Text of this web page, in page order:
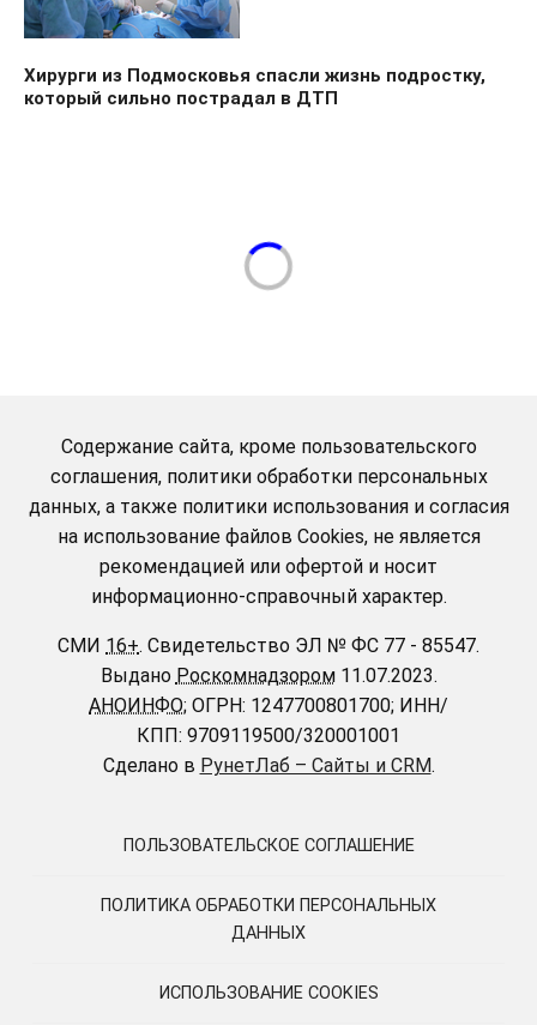
Хирурги из Подмосковья спасли жизнь подростку,
который сильно пострадал в ДТП
Содержание сайта, кроме пользовательского
соглашения, политики обработки персональных
данных, а также политики использования и согласия
на использование файлов Cookies, не является
рекомендацией или офертой и носит
информационно-справочный характер.
СМИ 16+. Свидетельство ЭЛ № ФС 77 - 85547.
Выдано Роскомнадзором11.07.2023.
АНОИНФО; ОГРН: 1247700801700; ИНН/
КПП: 9709119500/320001001
Сделано в РунетЛаб – Сайты и CRM.
ПОЛЬЗОВАТЕЛЬСКОЕ СОГЛАШЕНИЕ
ПОЛИТИКА ОБРАБОТКИ ПЕРСОНАЛЬНЫХ
ДАННЫХ
ИСПОЛЬЗОВАНИЕ COOKIES